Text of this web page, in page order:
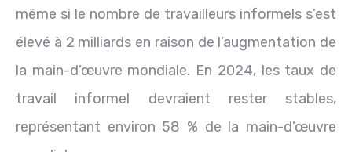
même si le nombre de travailleurs informels s’est
élevé à 2 milliards en raison de l’augmentation de
la main-d’œuvre mondiale. En 2024, les taux de
travail informel devraient rester stables,
représentant environ 58 % de la main-d’œuvre